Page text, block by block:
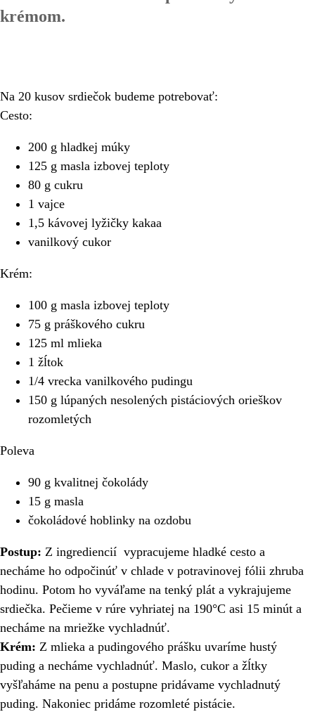
krémom.
Na 20 kusov srdiečok budeme potrebovať:
Cesto:
200 g hladkej múky
125 g masla izbovej teploty
80 g cukru
1 vajce
1,5 kávovej lyžičky kakaa
vanilkový cukor
Krém:
100 g masla izbovej teploty
75 g práškového cukru
125 ml mlieka
1 žĺtok
1/4 vrecka vanilkového pudingu
150 g lúpaných nesolených pistáciových orieškov
rozomletých
Poleva
90 g kvalitnej čokolády
15 g masla
čokoládové hoblinky na ozdobu
Postup: Z ingrediencií vypracujeme hladké cesto a
necháme ho odpočinúť v chlade v potravinovej fólii zhruba
hodinu. Potom ho vyváľame na tenký plát a vykrajujeme
srdiečka. Pečieme v rúre vyhriatej na 190°C asi 15 minút a
necháme na mriežke vychladnúť.
Krém: Z mlieka a pudingového prášku uvaríme hustý
puding a necháme vychladnúť. Maslo, cukor a žĺtky
vyšľaháme na penu a postupne pridávame vychladnutý
puding. Nakoniec pridáme rozomleté pistácie.